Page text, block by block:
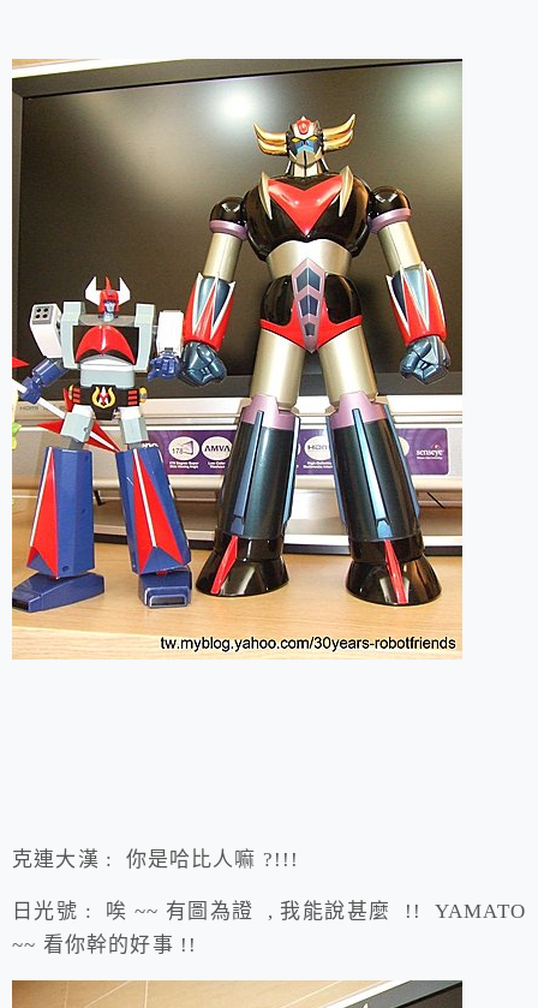
克連大漢 : 你是哈比人嘛 ?!!!
日光號 : 唉 ~~ 有圖為證 , 我能說甚麼 !! YAMATO
~~ 看你幹的好事 !!